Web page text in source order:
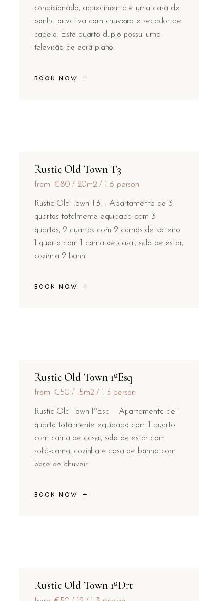
condicionado, aquecimento e uma casa de
banho privativa com chuveiro e secador de
cabelo. Este quarto duplo possui uma
televisão de ecrã plano.
BOOK NOW
Rustic Old Town T3
from €80 20m2 1-6 person
Rustic Old Town T3 – Apartamento de 3
quartos totalmente equipado com 3
quartos, 2 quartos com 2 camas de solteiro
1 quarto com 1 cama de casal, sala de estar,
cozinha 2 banh
BOOK NOW
Rustic Old Town 1ºEsq
from €50 15m2 1-3 person
Rustic Old Town 1ºEsq – Apartamento de 1
quarto totalmente equipado com 1 quarto
com cama de casal, sala de estar com
sofá-cama, cozinha e casa de banho com
base de chuveir
BOOK NOW
Rustic Old Town 1ºDrt